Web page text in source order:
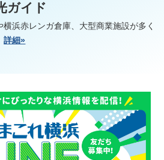
ガイド
浜赤レンガ倉庫、大型商業施設が多く
詳細»